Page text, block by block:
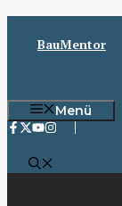
InhaltBauMentor
Menü